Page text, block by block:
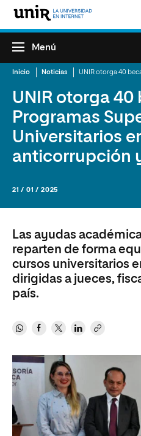
Menú
Inicio Noticias
UNIR otorga 40
Programas
Universitarios
anticorrupción
21 / 01 / 2025
Las ayudas
reparten de forma
cursos universitarios
dirigidas a jueces,
país.